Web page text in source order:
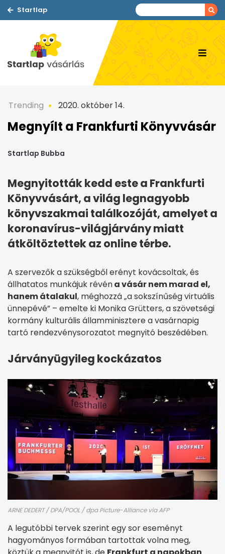
Startlap
Trending 2020. október 14.
Megnyílt a Frankfurti Könyvvásár
Startlap Bubba
Megnyitották kedd este a Frankfurti
Könyvvásárt, a világ legnagyobb
könyvszakmai találkozóját, amelyet a
koronavírus-világjárvány miatt
átköltöztettek az online térbe.
A szervezők a szükségből erényt kovácsoltak, és
állhatatos munkájuk révéna vásár nem marad el,
hanem átalakul, méghozzá „a sokszínűség virtuális
ünnepévé” – emelte ki Monika Grütters, a szövetségi
kormány kulturális államminisztere a vasárnapig
tartó rendezvénysorozatot megnyitó beszédében.
Járványügyileg kockázatos
ARNE DEDERT / DPA/POOL / dpa Picture-Alliance via AFP
A legutóbbi tervek szerint egy sor eseményt
hagyományos formában tartottak volna meg,